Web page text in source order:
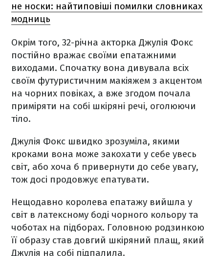
не носки: найтиповіші помилки словниках
модниць
Окрім того, 32-річна акторка Джулія Фокс
постійно вражає своїми епатажними
виходами. Спочатку вона дивувала всіх
своїм футуристичним макіяжем з акцентом
на чорних повіках, а вже згодом почала
приміряти на собі шкіряні речі, оголюючи
тіло.
Джулія Фокс швидко зрозуміла, якими
кроками вона може закохати у себе увесь
світ, або хоча б привернути до себе увагу,
тож досі продовжує епатувати.
Нещодавно королева епатажу вийшла у
світ в латексному боді чорного кольору та
чоботах на підборах. Головною родзинкою
її образу став довгий шкіряний плащ, який
Джулія на собі підпалила.